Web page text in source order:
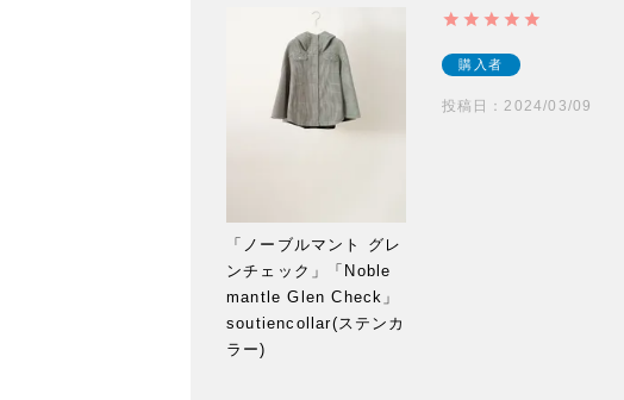
「ノーブルマント グレ
ンチェック」「Noble
mantle Glen Check」
soutiencollar(ステンカ
ラー)
購入者
投稿日 2024/03/09